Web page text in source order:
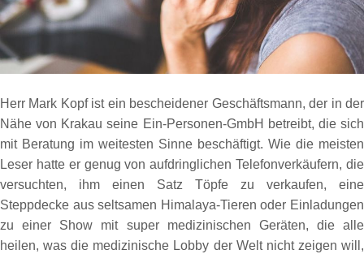
Herr Mark Kopf ist ein bescheidener Geschäftsmann, der in der
Nähe von Krakau seine Ein-Personen-GmbH betreibt, die sich
mit Beratung im weitesten Sinne beschäftigt. Wie die meisten
Leser hatte er genug von aufdringlichen Telefonverkäufern, die
versuchten, ihm einen Satz Töpfe zu verkaufen, eine
Steppdecke aus seltsamen Himalaya-Tieren oder Einladungen
zu einer Show mit super medizinischen Geräten, die alle
heilen, was die medizinische Lobby der Welt nicht zeigen will,